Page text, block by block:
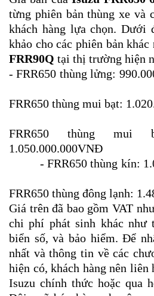
từng phiên bản thùng xe và
khách hàng lựa chọn. Dưới
khảo cho các phiên bản khác
FRR90Q tại thị trường hiện
- FRR650 thùng lửng:
FRR650 thùng mui bạt:
FRR650 thùng mui
- FRR650 thùng kín:
FRR650 thùng đông lạnh:
Giá trên đã bao gồm VAT
chi phí phát sinh khác như
biển số, và bảo hiểm. Để
nhất và thông tin về các
hiện có, khách hàng nên
Isuzu chính thức hoặc qua